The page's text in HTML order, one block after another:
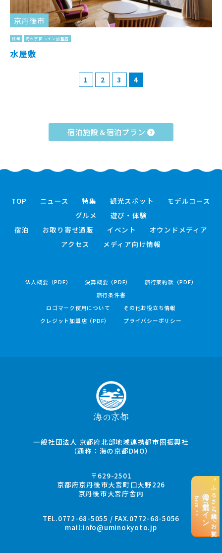
“ふるさと納税”でお支払い
海の京都コイン
here >>
京丹後市
旅館 海の京都コイン加盟店
水屋敷
1 2 3 4
宿泊施設＆宿泊プラン
TOP ニュース 特集 観光スポット
モデルコース
グルメ
遊び・体験
宿泊
お取り寄せ通販 イベント
オウンドメディア
アクセス
メディア向け情報
法人概要（PDF） 決算概要（PDF）
旅行業約款（PDF）
旅行条件書
ロゴマーク使用について
その他お役立ち情報
クレジット加盟店（PDF）
プライバシーポリシー
一般社団法人 京都府北部地域連携都市圏振興社
（通称：海の京都DMO）
〒629-2501
京都府京丹後市大宮町口大野226
京丹後市大宮庁舎内
TEL.0772-68-5055 / FAX.0772-68-5056
mail:info@uminokyoto.jp